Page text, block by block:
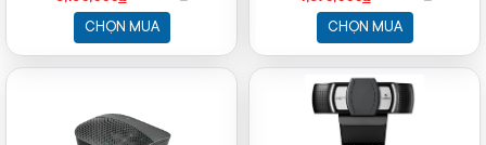
CHỌN MUA CHỌN MUA